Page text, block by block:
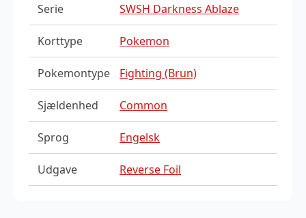
Serie
SWSH Darkness Ablaze
Korttype Pokemon
Pokemontype Fighting (Brun)
Sjældenhed Common
Sprog Engelsk
Udgave Reverse Foil